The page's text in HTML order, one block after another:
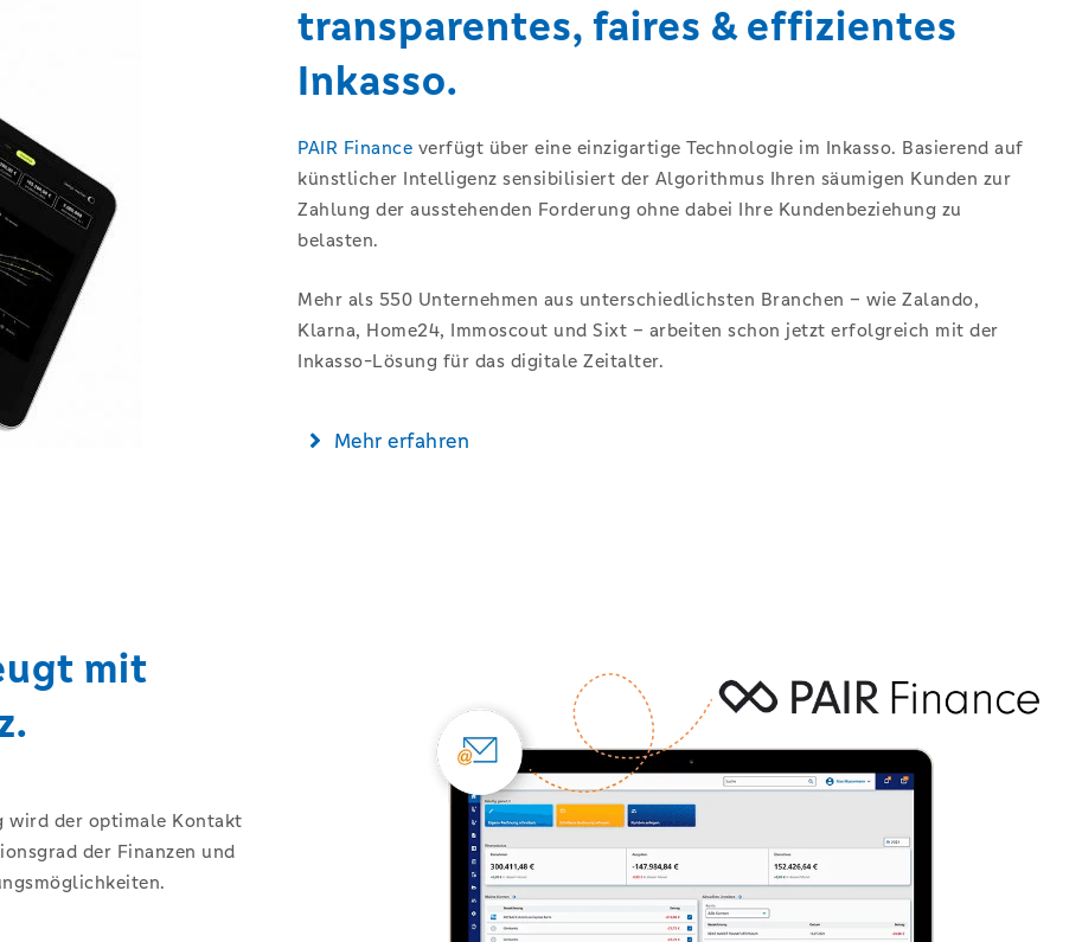
transparentes, faires & effizientes
Inkasso.
PAIR Finance verfügt über eine einzigartige Technologie im Inkasso. Basierend auf
künstlicher Intelligenz sensibilisiert der Algorithmus Ihren säumigen Kunden zur
Zahlung der ausstehenden Forderung ohne dabei Ihre Kundenbeziehung zu
belasten.
Mehr als 550 Unternehmen aus unterschiedlichsten Branchen – wie Zalando,
Klarna, Home24, Immoscout und Sixt – arbeiten schon jetzt erfolgreich mit der
Inkasso-Lösung für das digitale Zeitalter.
Mehr erfahren
mit
wird der optimale Kontakt
der Finanzen und